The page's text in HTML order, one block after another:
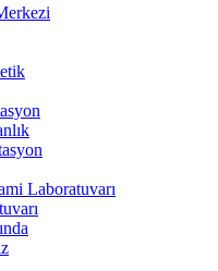
Laboratuvarı